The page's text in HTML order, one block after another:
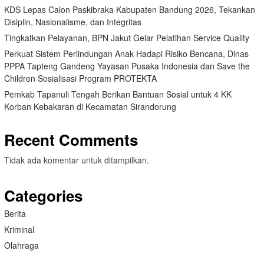
KDS Lepas Calon Paskibraka Kabupaten Bandung 2026, Tekankan
Disiplin, Nasionalisme, dan Integritas
Tingkatkan Pelayanan, BPN Jakut Gelar Pelatihan Service Quality
Perkuat Sistem Perlindungan Anak Hadapi Risiko Bencana, Dinas
PPPA Tapteng Gandeng Yayasan Pusaka Indonesia dan Save the
Children Sosialisasi Program PROTEKTA
Pemkab Tapanuli Tengah Berikan Bantuan Sosial untuk 4 KK
Korban Kebakaran di Kecamatan Sirandorung
Recent Comments
Tidak ada komentar untuk ditampilkan.
Categories
Berita
Kriminal
Olahraga